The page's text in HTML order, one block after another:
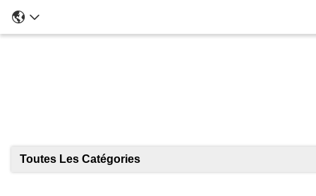
Toutes Les Catégories